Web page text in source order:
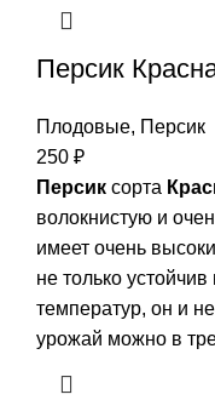
Персик
Плодовые, Персик
250 ₽
Персик сорта
волокнистую и
имеет очень
не только
температур, он и
урожай можно в